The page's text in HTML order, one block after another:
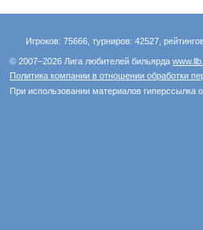
Игроков: 75666, турниров: 42527,
© 2007–2026 Лига любителей бильярда
Политика компании в отношении обработки
При использовании материалов гиперссылка